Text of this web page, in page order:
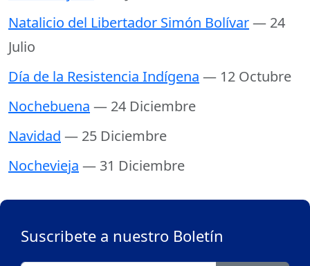
Natalicio del Libertador Simón Bolívar— 24
Julio
Día de la Resistencia Indígena — 12 Octubre
Nochebuena — 24 Diciembre
Navidad — 25 Diciembre
Nochevieja — 31 Diciembre
Suscribete a nuestro Boletín